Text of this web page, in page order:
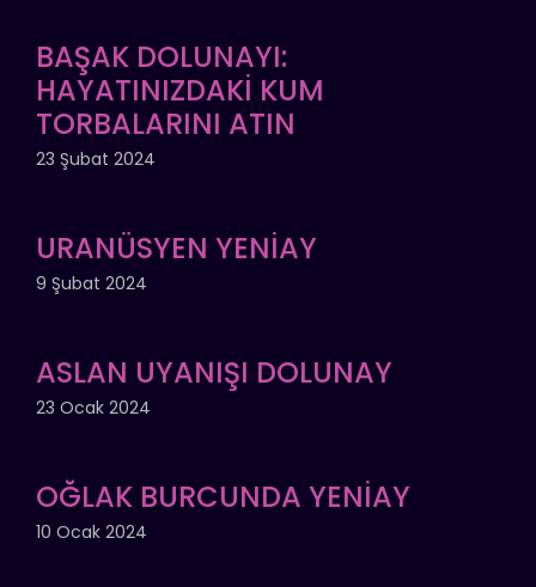
BAŞAK DOLUNAYI:
HAYATINIZDAKİ KUM
TORBALARINI ATIN
23 Şubat 2024
URANÜSYEN YENİAY
9 Şubat 2024
ASLAN UYANIŞI DOLUNAY
23 Ocak 2024
OĞLAK BURCUNDA YENİAY
10 Ocak 2024